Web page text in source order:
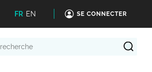
FR EN SE CONNECTER